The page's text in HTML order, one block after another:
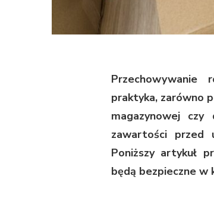
Przechowywanie
praktyka, zarówno
magazynowej
zawartości przed
Poniższy artykuł
będą bezpieczne w